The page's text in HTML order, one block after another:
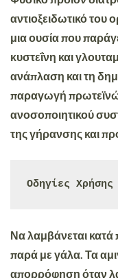
αντιοξειδωτικό του
μια ουσία που
κυστεΐνη και
ανάπλαση και τη
παραγωγή
ανοσοποιητικού
της γήρανσης και
Οδηγίες Χρήσης
Να λαμβάνεται κατά
παρά με γάλα. Τα
απορρόφηση όταν